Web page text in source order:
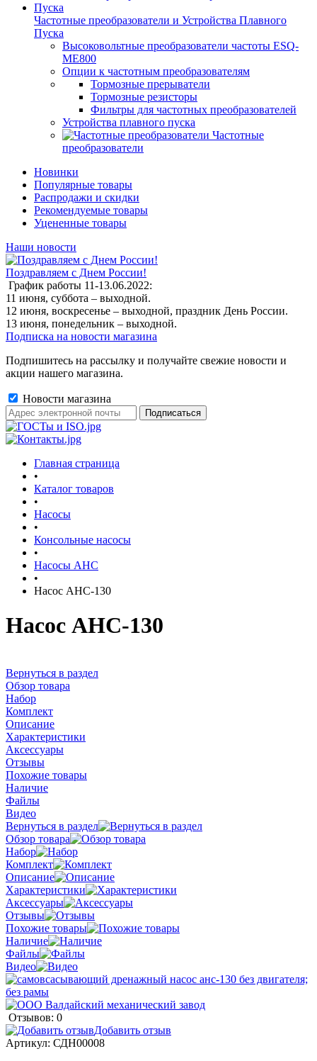
Частотные преобразователи и Устройства Плавного
Пуска
Высоковольтные преобразователи частоты ESQ-
ME800
Опции к частотным преобразователям
Тормозные прерыватели
Тормозные резисторы
Фильтры для частотных преобразователей
Устройства плавного пуска
Частотные
преобразователи
Новинки
Популярные товары
Распродажи и скидки
Рекомендуемые товары
Уцененные товары
Наши новости
Поздравляем с Днем России!
График работы 11-13.06.2022:
11 июня, суббота – выходной.
12 июня, воскресенье – выходной, праздник День России.
13 июня, понедельник – выходной.
Подписка на новости магазина
Подпишитесь на рассылку и получайте свежие новости и
акции нашего магазина.
Новости магазина
Главная страница
•
Каталог товаров
•
Насосы
•
Консольные насосы
•
Насосы АНС
•
Насос АНС-130
Насос АНС-130
Вернуться в раздел
Обзор товара
Набор
Комплект
Описание
Характеристики
Аксессуары
Отзывы
Похожие товары
Наличие
Файлы
Видео
Вернуться в раздел
Обзор товара
Набор
Комплект
Описание
Характеристики
Аксессуары
Отзывы
Похожие товары
Наличие
Файлы
Видео
Отзывов: 0
Добавить отзыв
Артикул: СДН00008